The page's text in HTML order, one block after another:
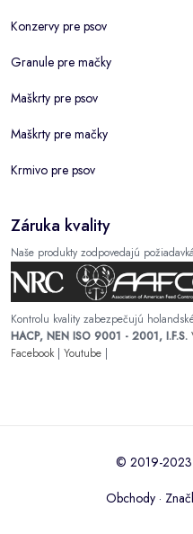
Konzervy pre psov
Granule pre mačky
Maškrty pre psov
Maškrty pre mačky
Krmivo pre psov
Záruka kvality
Naše produkty zodpovedajú
Kontrolu kvality zabezpečujú
HACP, NEN ISO 9001 - 2001, I.F.S.
Facebook| Youtube |
© 2019-2023
Obchody ·